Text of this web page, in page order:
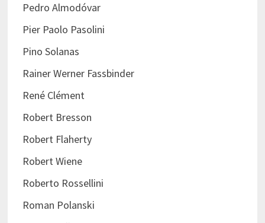
Pedro Almodóvar
Pier Paolo Pasolini
Pino Solanas
Rainer Werner Fassbinder
René Clément
Robert Bresson
Robert Flaherty
Robert Wiene
Roberto Rossellini
Roman Polanski